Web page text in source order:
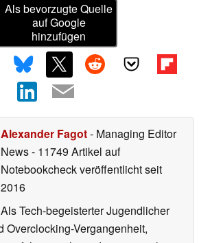
Als bevorzugte Quelle
auf Google
hinzufügen
Alexander Fagot- Managing Editor
News- 11749 Artikel auf
Notebookcheck veröffentlichtseit
2016
Als Tech-begeisterter Jugendlicher
Overclocking-Vergangenheit,